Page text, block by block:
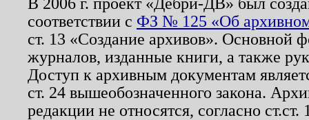
соответствии с ФЗ № 125 «Об
ст. 13 «Создание архивов». Основной
журналов, изданные книги, а также
Доступ к архивным документам
ст. 24 вышеобозначенного закона.
редакции не относятся, согласно